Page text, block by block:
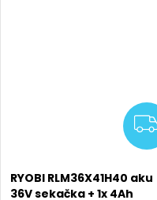
RYOBI RLM36X41H40 aku
36V sekačka + 1x 4Ah